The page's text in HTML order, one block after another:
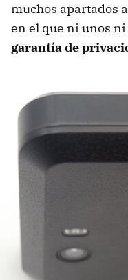
muchos apartados
en el que ni unos
garantía de